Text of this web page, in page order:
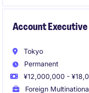
Account Executive
Tokyo
Permanent
¥12,000,000 -
Foreign